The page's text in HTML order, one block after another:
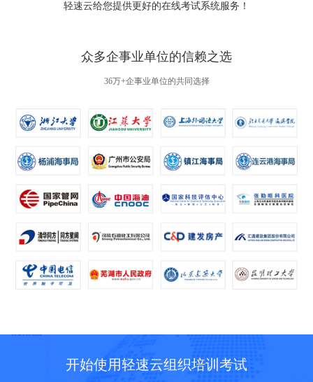
轻速云给您提供更好的在线考试系统服务！
众多企事业单位的信赖之选
36万+企事业单位的共同选择
开始使用轻速云组织培训考试